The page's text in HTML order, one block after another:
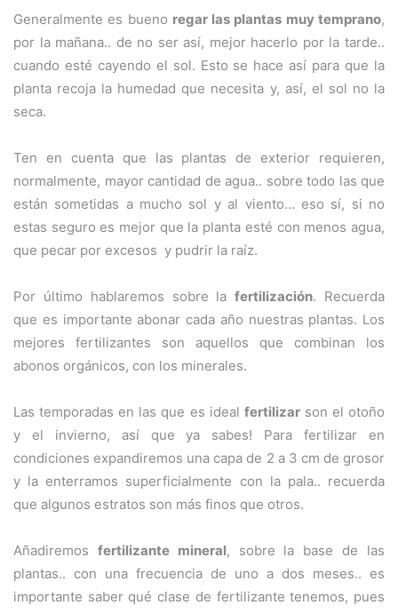
Generalmente es bueno regar las plantas muy temprano,
por la mañana.. de no ser así, mejor hacerlo por la tarde..
cuando esté cayendo el sol. Esto se hace así para que la
planta recoja la humedad que necesita y, así, el sol no la
seca.
Ten en cuenta que las plantas de exterior requieren,
normalmente, mayor cantidad de agua.. sobre todo las que
están sometidas a mucho sol y al viento… eso sí, si no
estas seguro es mejor que la planta esté con menos agua,
que pecar por excesos y pudrir la raíz.
Por último hablaremos sobre lafertilización. Recuerda
que es importante abonar cada año nuestras plantas. Los
mejores fertilizantes son aquellos que combinan los
abonos orgánicos, con los minerales.
Las temporadas en las que es ideal fertilizarson el otoño
y el invierno, así que ya sabes! Para fertilizar en
condiciones expandiremos una capa de 2 a 3 cm de grosor
y la enterramos superficialmente con la pala.. recuerda
que algunos estratos son más finos que otros.
Añadiremos fertilizante mineral, sobre la base de las
plantas.. con una frecuencia de uno a dos meses.. es
importante saber qué clase de fertilizante tenemos, pues